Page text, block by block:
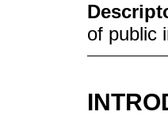
of public